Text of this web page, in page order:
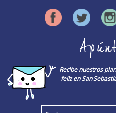
Recibe nuestros
feliz en San